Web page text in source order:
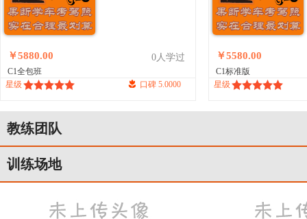
￥5880.00 0人学过
C1全包班
星级
口碑 5.0000
￥5580.00
C1标准版
星级
教练团队
训练场地